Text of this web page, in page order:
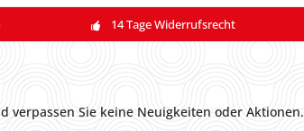
14 Tage Widerrufsrecht
verpassen Sie keine Neuigkeiten oder Aktionen.